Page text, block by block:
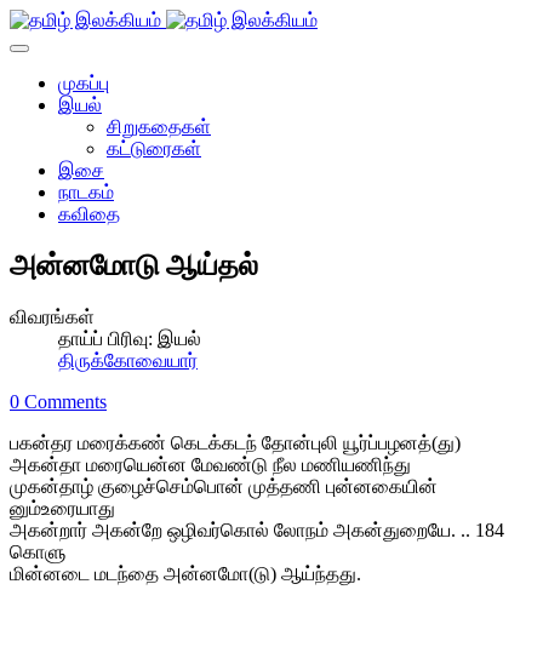
முகப்பு
இயல்
சிறுகதைகள்
கட்டுரைகள்
இசை
நாடகம்
கவிதை
அன்னமோடு ஆய்தல்
விவரங்கள்
தாய்ப் பிரிவு: இயல்
திருக்கோவையார்
0 Comments
பகன்தர மரைக்கண் கெடக்கடந் தோன்புலி யூர்ப்பழனத்(து)
அகன்தா மரையென்ன மேவண்டு நீல மணியணிந்து
முகன்தாழ் குழைச்செம்பொன் முத்தணி புன்னகையின்
னும்உரையாது
அகன்றார் அகன்றே ஒழிவர்கொல் லோநம் அகன்துறையே. .. 184
கொளு
மின்னடை மடந்தை அன்னமோ(டு) ஆய்ந்தது.